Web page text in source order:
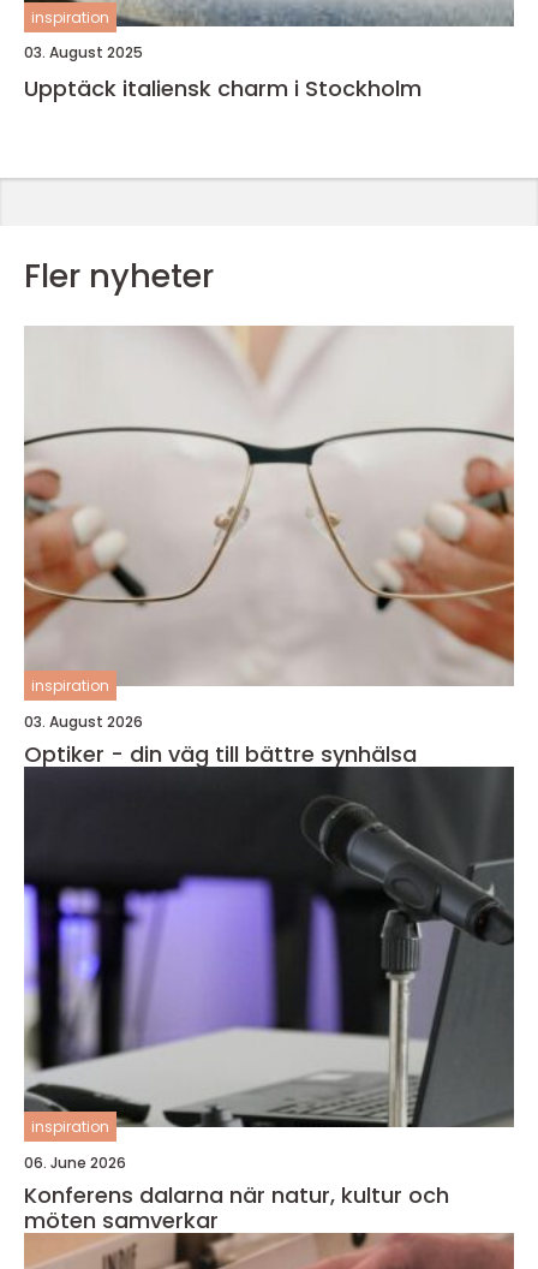
inspiration
03. August 2025
Upptäck italiensk charm i Stockholm
Fler nyheter
inspiration
03. August 2026
Optiker - din väg till bättre synhälsa
inspiration
06. June 2026
Konferens dalarna när natur, kultur och
möten samverkar